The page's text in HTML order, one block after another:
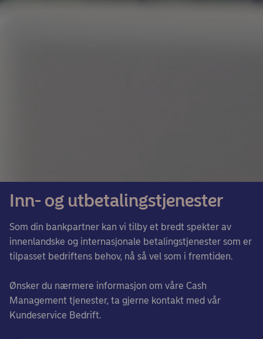
Inn- og utbetalingstjenester
Som din bankpartner kan vi tilby et bredt spekter av
innenlandske og internasjonale betalingstjenester som er
tilpasset bedriftens behov, nå så vel som i fremtiden.
Ønsker du nærmere informasjon om våre Cash
Management tjenester, ta gjerne kontakt med vår
Kundeservice Bedrift.